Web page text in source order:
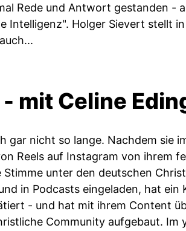
Rede und Antwort gestanden -
Intelligenz". Holger Sievert stellt
mit Celine
gar nicht so lange. Nachdem sie
Reels auf Instagram von ihrem
unter den deutschen
in Podcasts eingeladen, hat ein
- und hat mit ihrem Content
Community aufgebaut.